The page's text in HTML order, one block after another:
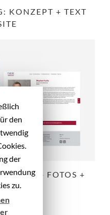
KONZEPT + TEXT
+ FOTOS +
den
der
zu.